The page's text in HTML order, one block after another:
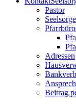
Pastor
Seelsorge
Adressen
Beitrag